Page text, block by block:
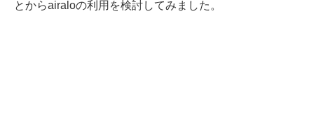
とからairaloの利用を検討してみました。